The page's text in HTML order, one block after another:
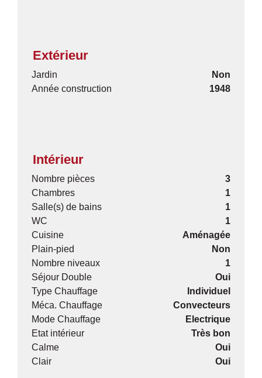
Extérieur
Jardin
Non
Année construction
1948
Intérieur
Nombre pièces
3
Chambres
1
Salle(s) de bains
1
WC
1
Cuisine
Aménagée
Plain-pied
Non
Nombre niveaux
1
Séjour Double
Oui
Type Chauffage
Individuel
Méca. Chauffage
Convecteurs
Mode Chauffage
Electrique
Etat intérieur
Très bon
Calme
Oui
Clair
Oui